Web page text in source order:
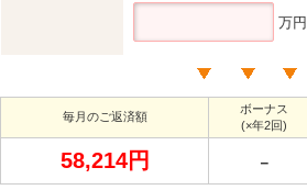
万円
毎月のご返済額
ボーナス
(×年2回)
58,214円 －